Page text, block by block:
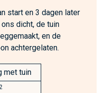
start en 3 dagen later
dicht, de tuin
en de
achtergelaten.
met tuin